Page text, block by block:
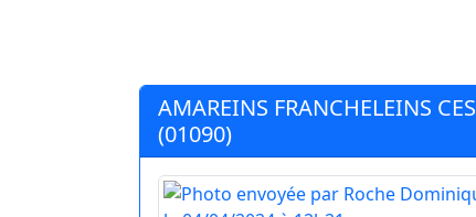
AMAREINS FRANCHELEINS CES
(01090)